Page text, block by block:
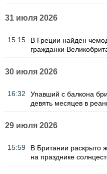
31 июля 2026
15:15
В Греции найден
гражданки
30 июля 2026
16:32
Упавший с балкона
девять месяцев в
29 июля 2026
15:59
В Британии раскрыто
на празднике